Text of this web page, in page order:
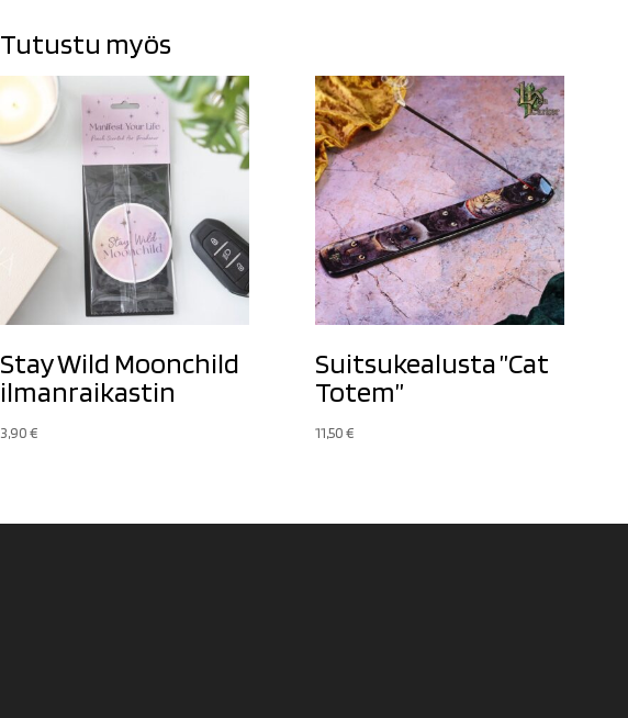
Tutustu myös
Stay Wild Moonchild
ilmanraikastin
3,90€
Suitsukealusta ”Cat
Totem”
11,50€